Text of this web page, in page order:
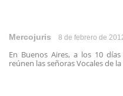
Mercojuris 8 de febrero de
En Buenos Aires, a los 10
reúnen las señoras Vocales de la